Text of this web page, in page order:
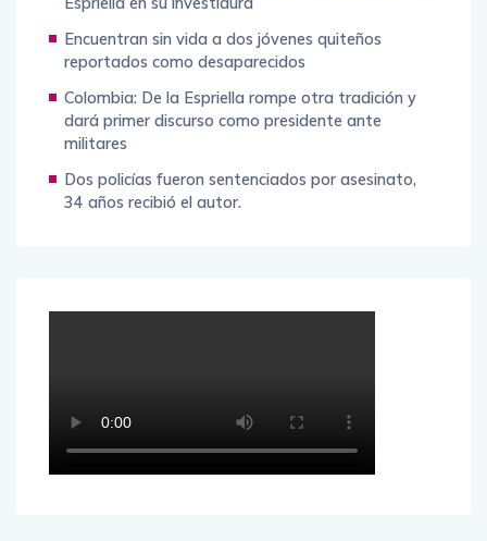
Encuentran sin vida a dos jóvenes quiteños
reportados como desaparecidos
Colombia: De la Espriella rompe otra tradición y
dará primer discurso como presidente ante
militares
Dos policías fueron sentenciados por asesinato,
34 años recibió el autor.